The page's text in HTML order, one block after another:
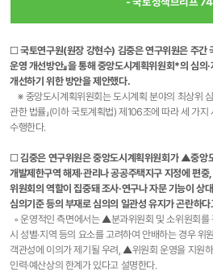
□국토연구원(원장 강현수) 김중은 연구위원은 주간
운영 개선방안』을 통해 중앙도시계획위원회*의 심의
개선하기 위한 방안을 제안했다.
※ 중앙도시계획위원회는 도시계획 분야의 최상위 심
관한 법률」(이하 국토계획법) 제106조에 따라 세 가
수행한다.
□김중은 연구위원은 중앙도시계획위원회가 ▲중앙
개발제한구역 해제·관리나 공공주택지구 지정에 편
위원회의 역할이 집중돼 조사·연구나 자문 기능이
심의기준 등의 부재로 심의의 일관성 유지가 곤란하
◦ 운영적인 측면에서는 ▲분과위원회 및 소위원회
시 성별·지역 등의 요소를 고려하여 안배하는 경우 위
객관성에 이의가 제기될 우려, ▲위원회 운영을 지원
인력·예산상의 한계가 있다고 설명한다.